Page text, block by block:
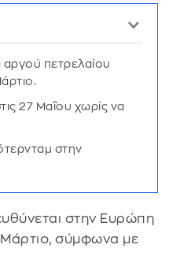
πετρελαίου
27 Μαΐου χωρίς να
στην
στην Ευρώπη
σύμφωνα με